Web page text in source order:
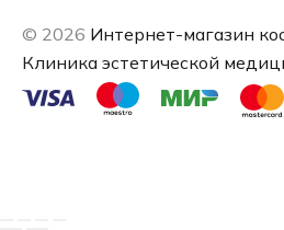
© 2026 Интернет-магазин
Клиника эстетической